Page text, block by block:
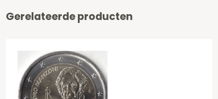
Gerelateerde producten